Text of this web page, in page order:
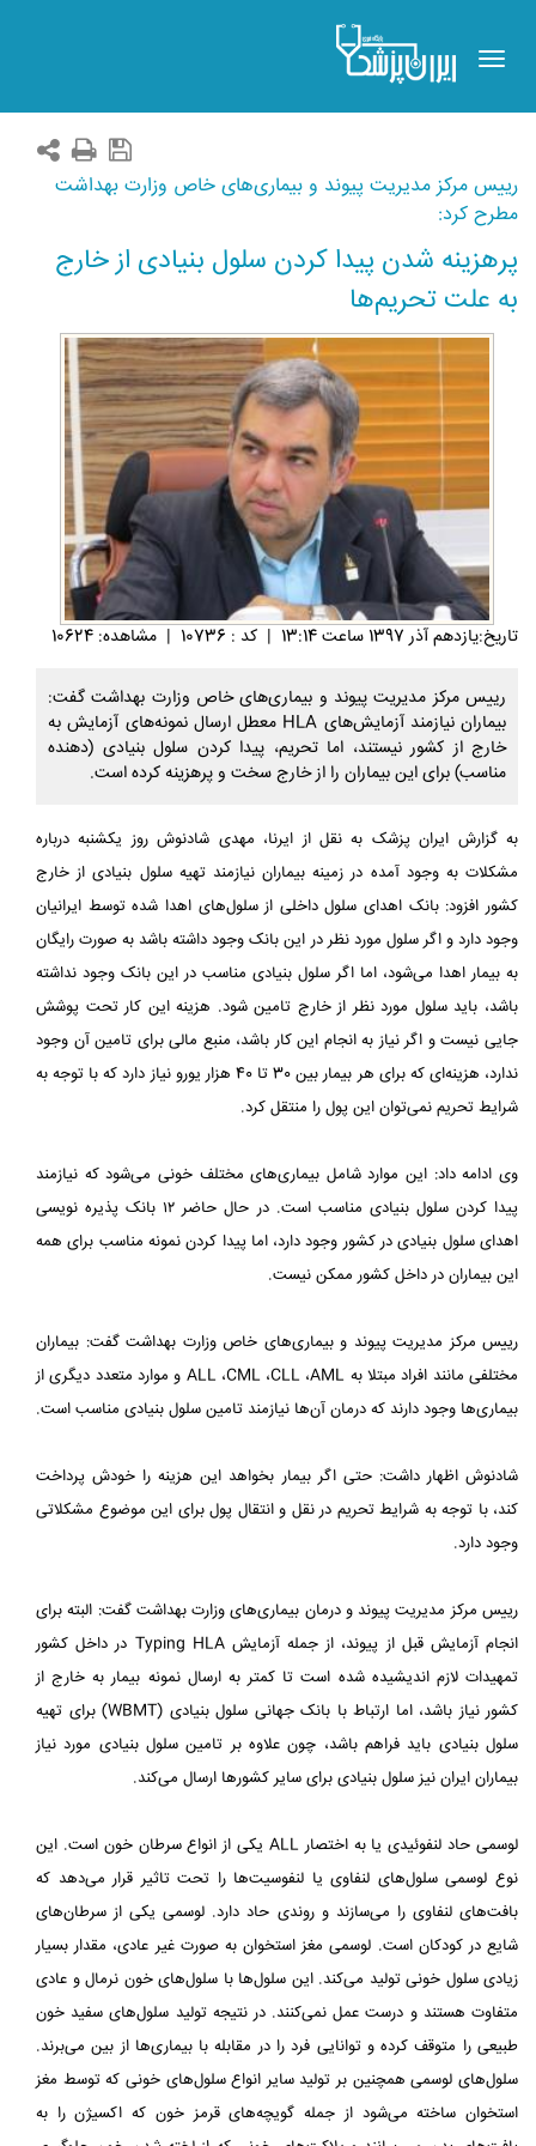
Toggle
navigation
رییس مرکز مدیریت پیوند و بیماری‌های خاص وزارت بهداشت
مطرح کرد:
پرهزینه شدن پیدا کردن سلول بنیادی از خارج
به علت تحریم‌ها
تاريخ:يازدهم آذر 1397 ساعت 13:14 | کد : 10736 | مشاهده: 10624
رییس مرکز مدیریت پیوند و بیماری‌های خاص وزارت بهداشت گفت:
بیماران نیازمند آزمایش‌های HLA معطل ارسال نمونه‌های آزمایش به
خارج از کشور نیستند، اما تحریم، پیدا کردن سلول بنیادی (دهنده
مناسب) برای این بیماران را از خارج سخت و پرهزینه کرده است.
به گزارش ایران پزشک به نقل از ایرنا، مهدی شادنوش روز یکشنبه درباره
مشکلات به وجود آمده در زمینه بیماران نیازمند تهیه سلول بنیادی از خارج
کشور افزود: بانک اهدای سلول داخلی از سلول‌های اهدا شده توسط ایرانیان
وجود دارد و اگر سلول مورد نظر در این بانک وجود داشته باشد به صورت رایگان
به بیمار اهدا می‌شود، اما اگر سلول بنیادی مناسب در این بانک وجود نداشته
باشد، باید سلول مورد نظر از خارج تامین شود. هزینه این کار تحت پوشش
جایی نیست و اگر نیاز به انجام این کار باشد، منبع مالی برای تامین آن وجود
ندارد، هزینه‌ای که برای هر بیمار بین 30 تا 40 هزار یورو نیاز دارد که با توجه به
شرایط تحریم نمی‌توان این پول را منتقل کرد.
وی ادامه داد: این موارد شامل بیماری‌های مختلف خونی می‌شود که نیازمند
پیدا کردن سلول بنیادی مناسب است. در حال حاضر ۱۲ بانک پذیره نویسی
اهدای سلول بنیادی در کشور وجود دارد، اما پیدا کردن نمونه مناسب برای همه
این بیماران در داخل کشور ممکن نیست.
رییس مرکز مدیریت پیوند و بیماری‌های خاص وزارت بهداشت گفت: بیماران
مختلفی مانند افراد مبتلا به ALL ،CML ،CLL ،AML و موارد متعدد دیگری از
بیماری‌ها وجود دارند که درمان آن‌ها نیازمند تامین سلول بنیادی مناسب است.
شادنوش اظهار داشت: حتی اگر بیمار بخواهد این هزینه را خودش پرداخت
کند، با توجه به شرایط تحریم در نقل و انتقال پول برای این موضوع مشکلاتی
وجود دارد.
رییس مرکز مدیریت پیوند و درمان بیماری‌های وزارت بهداشت گفت: البته برای
انجام آزمایش قبل از پیوند، از جمله آزمایش Typing HLA در داخل کشور
تمهیدات لازم اندیشیده شده است تا کمتر به ارسال نمونه بیمار به خارج از
کشور نیاز باشد، اما ارتباط با بانک جهانی سلول بنیادی (WBMT) برای تهیه
سلول بنیادی باید فراهم باشد، چون علاوه بر تامین سلول بنیادی مورد نیاز
بیماران ایران نیز سلول بنیادی برای سایر کشورها ارسال می‌کند.
لوسمی حاد لنفوئیدی یا به اختصار ALL یکی از انواع سرطان خون است. این
نوع لوسمی سلول‌های لنفاوی یا لنفوسیت‌ها را تحت تاثیر قرار می‌دهد که
بافت‌های لنفاوی را می‌سازند و روندی حاد دارد. لوسمی یکی از سرطان‌های
شایع در کودکان است. لوسمی مغز استخوان به صورت غیر عادی، مقدار بسیار
زیادی سلول خونی تولید می‌کند. این سلول‌ها با سلول‌های خون نرمال و عادی
متفاوت هستند و درست عمل نمی‌کنند. در نتیجه تولید سلول‌های سفید خون
طبیعی را متوقف کرده و توانایی فرد را در مقابله با بیماری‌ها از بین می‌برند.
سلول‌های لوسمی همچنین بر تولید سایر انواع سلول‌های خونی که توسط مغز
استخوان ساخته می‌شود از جمله گویچه‌های قرمز خون که اکسیژن را به